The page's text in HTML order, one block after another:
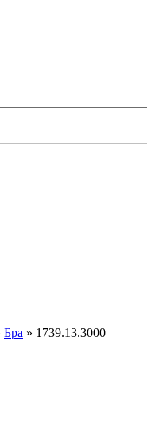
Бра » 1739.13.3000